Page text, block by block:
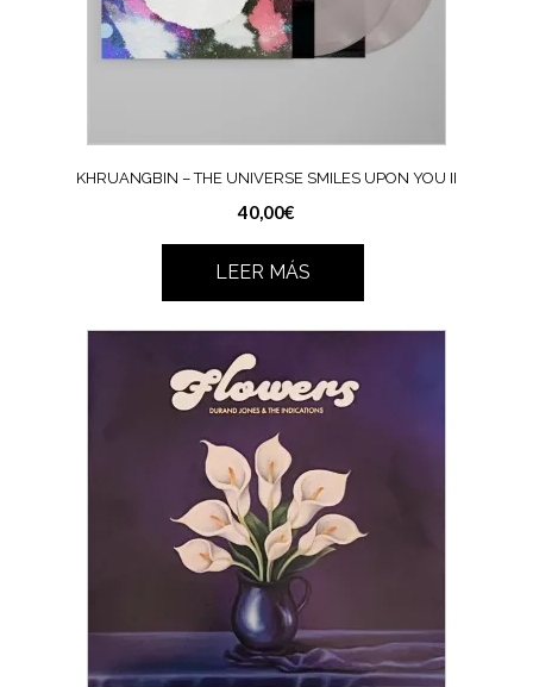
KHRUANGBIN – THE UNIVERSE SMILES UPON YOU II
40,00€
LEER MÁS